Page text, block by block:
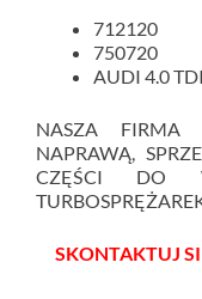
712120
750720
AUDI 4.0 TDI
NASZA FIRMA
NAPRAWĄ,
CZĘŚCI DO
SKONTAKTUJ